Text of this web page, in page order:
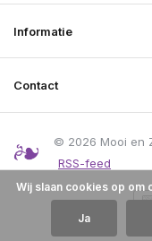
Informatie
Contact
© 2026 Mooi en
RSS-feed
Wij slaan cookies op om
Ja